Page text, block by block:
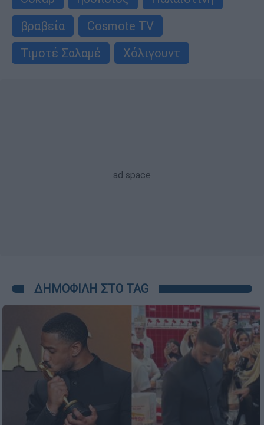
βραβεία
Cosmote TV
Τιμοτέ Σαλαμέ
Χόλιγουντ
ΔΗΜΟΦΙΛΗ ΣΤΟ TAG